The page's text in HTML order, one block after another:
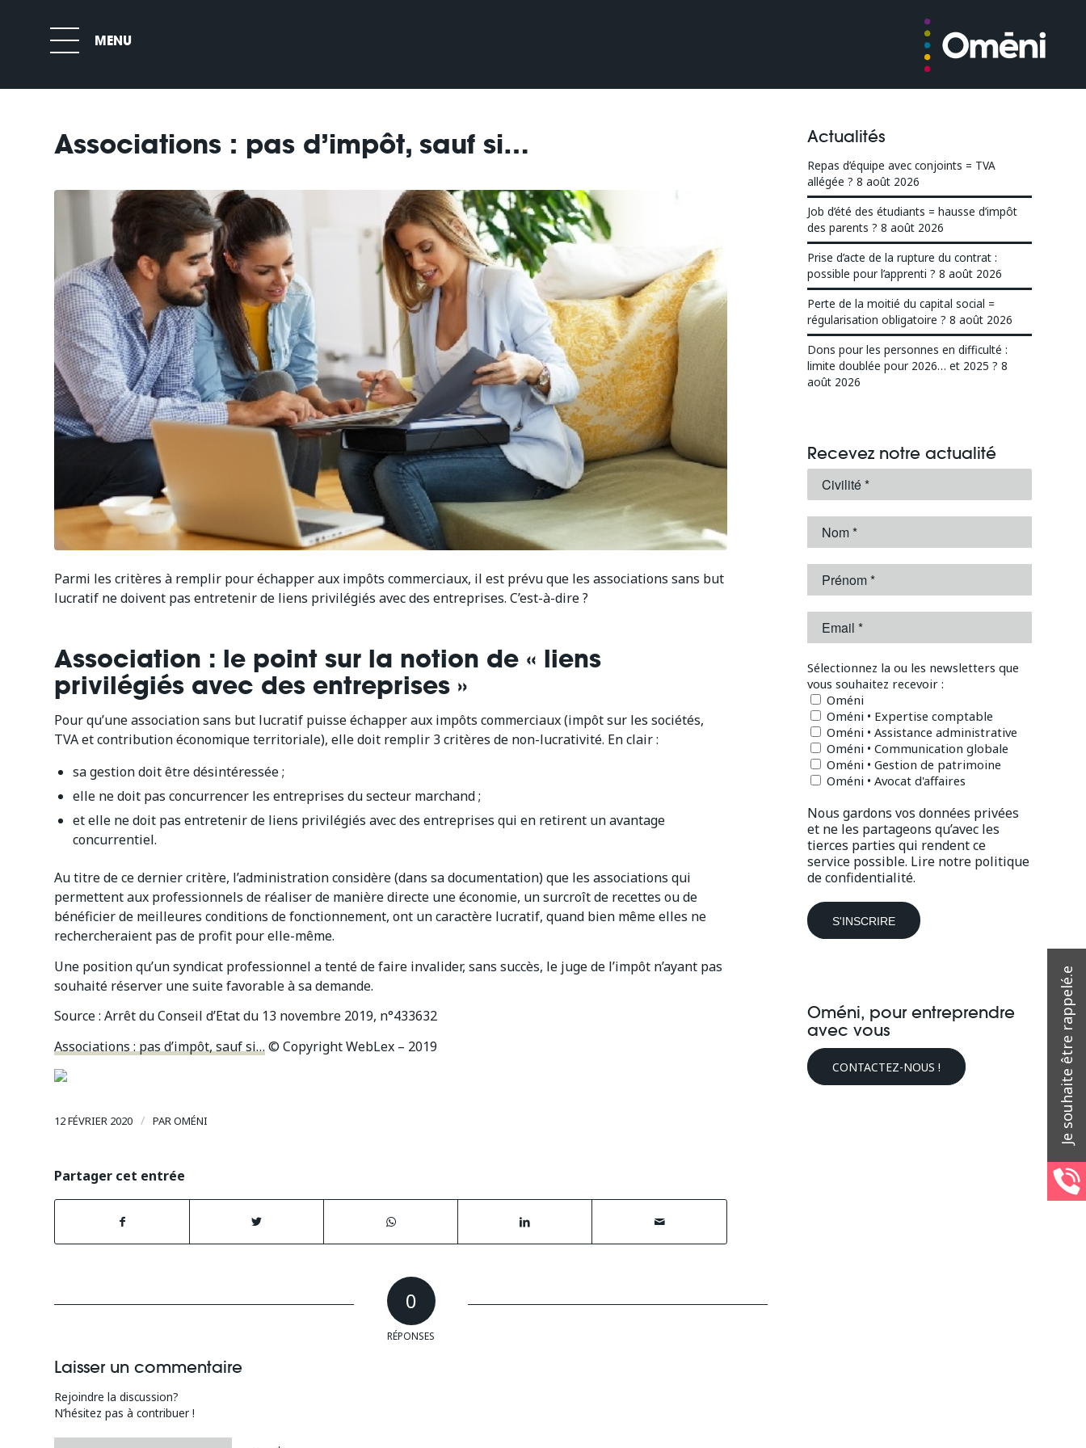
Associations : pas d’impôt, sauf si…
Parmi les critères à remplir pour échapper aux impôts commerciaux, il est prévu que les associations sans but
lucratif ne doivent pas entretenir de liens privilégiés avec des entreprises. C’est-à-dire ?
Association : le point sur la notion de « liens
privilégiés avec des entreprises »
Pour qu’une association sans but lucratif puisse échapper aux impôts commerciaux (impôt sur les sociétés,
TVA et contribution économique territoriale), elle doit remplir 3 critères de non-lucrativité. En clair :
sa gestion doit être désintéressée ;
elle ne doit pas concurrencer les entreprises du secteur marchand ;
et elle ne doit pas entretenir de liens privilégiés avec des entreprises qui en retirent un avantage
concurrentiel.
Au titre de ce dernier critère, l’administration considère (dans sa documentation) que les associations qui
permettent aux professionnels de réaliser de manière directe une économie, un surcroît de recettes ou de
bénéficier de meilleures conditions de fonctionnement, ont un caractère lucratif, quand bien même elles ne
rechercheraient pas de profit pour elle-même.
Une position qu’un syndicat professionnel a tenté de faire invalider, sans succès, le juge de l’impôt n’ayant pas
souhaité réserver une suite favorable à sa demande.
Source : Arrêt du Conseil d’Etat du 13 novembre 2019, n°433632
Associations : pas d’impôt, sauf si… © Copyright WebLex – 2019
12 FÉVRIER 2020 / PAROMÉNI
Partager cet entrée
0
RÉPONSES
Laisser un commentaire
Rejoindre la discussion?
N’hésitez pas à contribuer !
Actualités
Repas d’équipe avec conjoints = TVA
allégée ? 8 août 2026
Job d’été des étudiants = hausse d’impôt
des parents ? 8 août 2026
Prise d’acte de la rupture du contrat :
possible pour l’apprenti ? 8 août 2026
Perte de la moitié du capital social =
régularisation obligatoire ? 8 août 2026
Dons pour les personnes en difficulté :
limite doublée pour 2026… et 2025 ? 8
août 2026
Recevez notre actualité
Sélectionnez la ou les newsletters que
vous souhaitez recevoir :
Oméni
Oméni • Expertise comptable
Oméni • Assistance administrative
Oméni • Communication globale
Oméni • Gestion de patrimoine
Oméni • Avocat d'affaires
Nous gardons vos données privées
et ne les partageons qu’avec les
tierces parties qui rendent ce
service possible. Lire notre politique
de confidentialité.
Oméni, pour entreprendre
avec vous
CONTACTEZ-NOUS !